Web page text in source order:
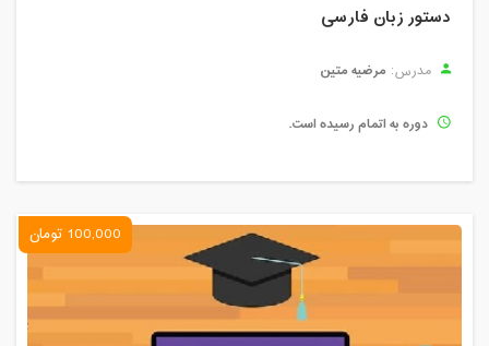
دستور زبان فارسی
مدرس: مرضیه متین
دوره به اتمام رسیده است.
100,000 تومان